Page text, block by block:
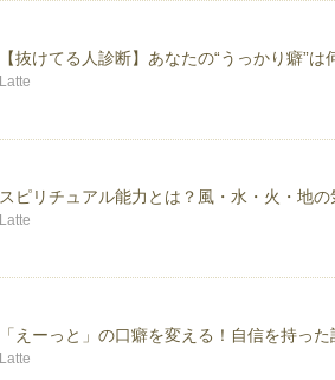
【抜けてる人診断】あなたの“うっかり癖”
Latte
スピリチュアル能力とは？風・水・火・地
Latte
「えーっと」の口癖を変える！自信を持っ
Latte